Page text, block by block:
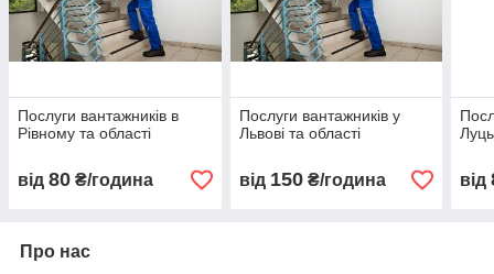
Послуги вантажників в
Рівному та області
від 80 ₴/година
Послуги вантажників у
Львові та області
від 150₴/година від
Про нас